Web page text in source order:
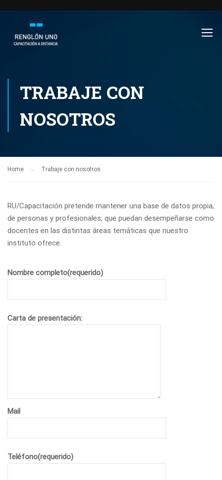
TRABAJE CON
NOSOTROS
Home Trabaje con nosotros
RU/Capacitación pretende mantener una base de datos propia,
de personas y profesionales, que puedan desempeñarse como
docentes en las distintas áreas temáticas que nuestro
instituto ofrece.
Nombre completo(requerido)
Carta de presentación:
Mail
Teléfono(requerido)